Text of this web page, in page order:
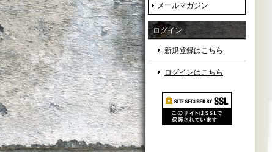
メールマガジン
ログイン
新規登録はこちら
ログインはこちら